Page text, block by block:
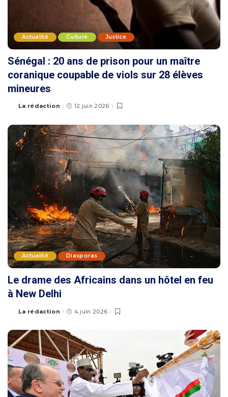
Actualité Culture Justice
Sénégal : 20 ans de prison pour un maître
coranique coupable de viols sur 28 élèves
mineures
La rédaction 12 juin 2026
Actualité Diasporas
Le drame des Africains dans un hôtel en feu
à New Delhi
La rédaction 4 juin 2026